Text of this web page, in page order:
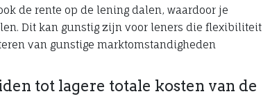
de rente op de lening dalen, waardoor je
Dit kan gunstig zijn voor leners die flexibiliteit
van gunstige marktomstandigheden
tot lagere totale kosten van de